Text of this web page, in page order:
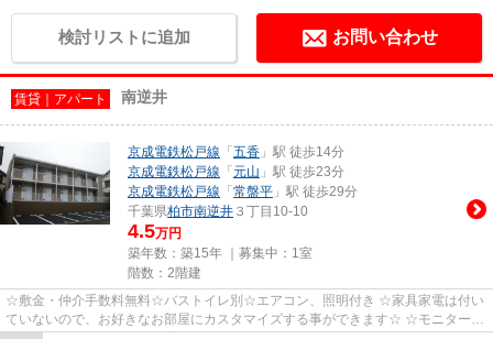
検討リストに追加 お問い合わせ
賃貸｜アパート 南逆井
京成電鉄松戸線 「 五香 」駅 徒歩14分
京成電鉄松戸線 「 元山 」駅 徒歩23分
京成電鉄松戸線 「 常盤平 」駅 徒歩29分
千葉県柏市南逆井 ３丁目10-10
4.5万円
築年数：築15年 ｜募集中： 1室
階数：2階建
☆敷金・仲介手数料無料☆バストイレ別☆エアコン、照明付き ☆家具家電は付い
ていないので、お好きなお部屋にカスタマイズする事ができます☆ ☆モニター付